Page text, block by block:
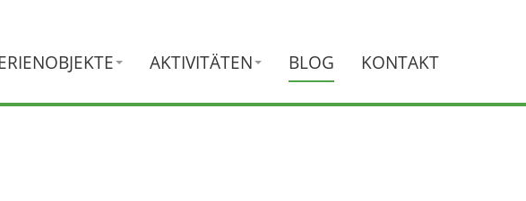
AKTIVITÄTEN BLOG KONTAKT